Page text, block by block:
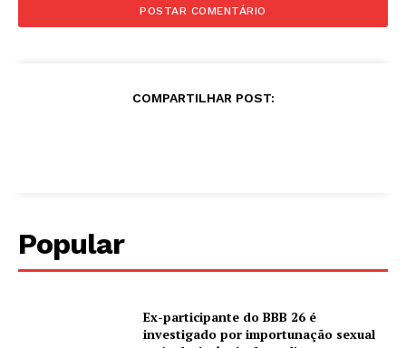
COMPARTILHAR POST:
Popular
Ex-participante do BBB 26 é
investigado por importunação sexual